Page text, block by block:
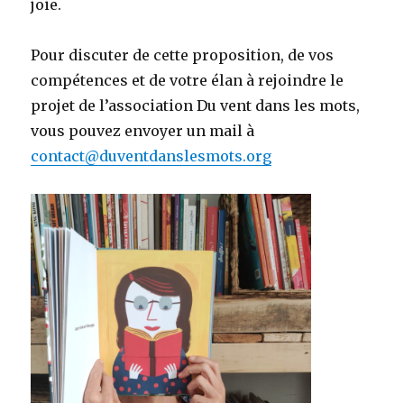
joie.
Pour discuter de cette proposition, de vos
compétences et de votre élan à rejoindre le
projet de l’association Du vent dans les mots,
vous pouvez envoyer un mail à
contact@duventdanslesmots.org